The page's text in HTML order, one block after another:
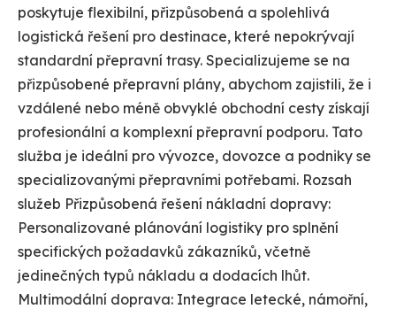
poskytuje flexibilní, přizpůsobená a spolehlivá
logistická řešení pro destinace, které nepokrývají
standardní přepravní trasy. Specializujeme se na
přizpůsobené přepravní plány, abychom zajistili, že i
vzdálené nebo méně obvyklé obchodní cesty získají
profesionální a komplexní přepravní podporu. Tato
služba je ideální pro vývozce, dovozce a podniky se
specializovanými přepravními potřebami. Rozsah
služeb Přizpůsobená řešení nákladní dopravy:
Personalizované plánování logistiky pro splnění
specifických požadavků zákazníků, včetně
jedinečných typů nákladu a dodacích lhůt.
Multimodální doprava: Integrace letecké, námořní,